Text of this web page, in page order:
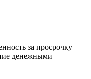
за просрочку
денежными